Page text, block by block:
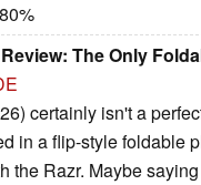
The Only
certainly isn't a
in a flip-style foldable
the Razr. Maybe